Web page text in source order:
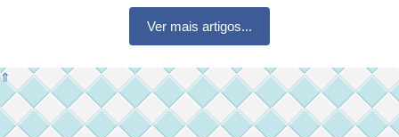
Ver mais artigos...
⇑